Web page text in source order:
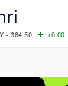
- 364.50 +0.00
PLATINUM - 1759.60